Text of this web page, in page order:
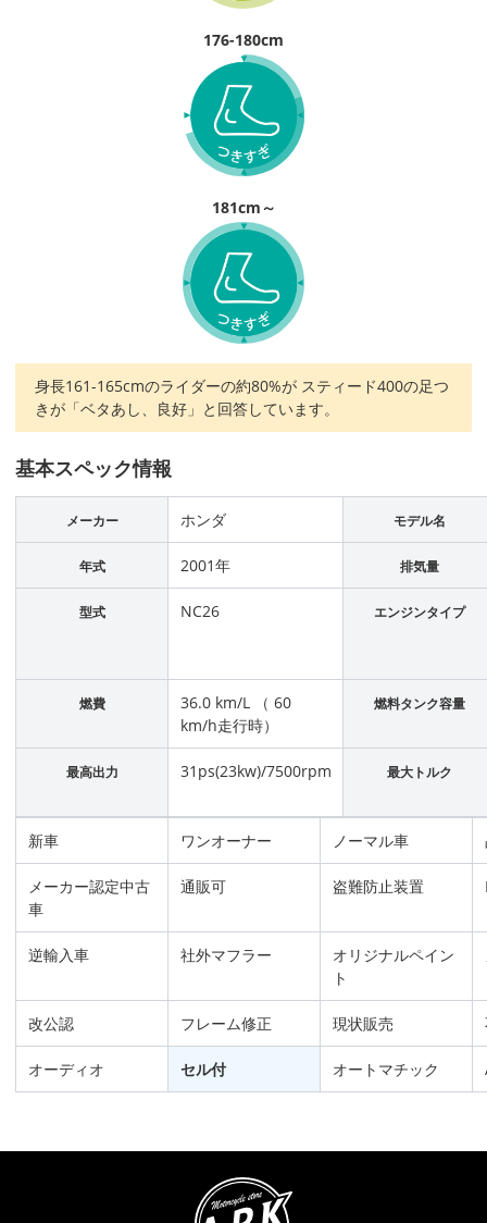
176-180cm
181cm～
身長161-165cmのライダーの約80%が スティード400の足つ
きが「ベタあし、良好」と回答しています。
基本スペック情報
メーカー ホンダ モデル名
年式 2001年 排気量
型式 NC26 エンジンタイプ
燃費
36.0 km/L （ 60
km/h走行時）
燃料タンク容量
最高出力 31ps(23kw)/7500rpm 最大トルク
新車 ワンオーナー ノーマル車
メーカー認定中古
車
通販可 盗難防止装置
逆輸入車 社外マフラー
オリジナルペイン
ト
改公認 フレーム修正 現状販売
オーディオ セル付 オートマチック